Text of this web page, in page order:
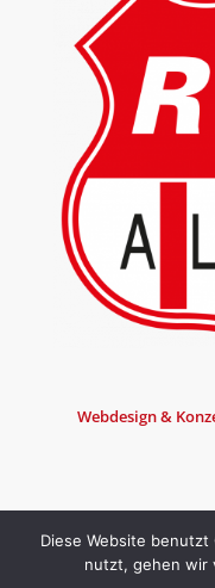
Webdesign &
Diese Website
nutzt, gehen wir